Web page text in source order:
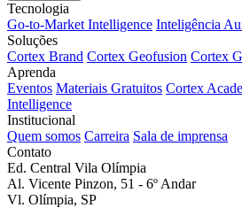
Tecnologia
Go-to-Market Intelligence Inteligência
Soluções
Cortex Brand Cortex Geofusion Cortex
Aprenda
Eventos Materiais Gratuitos Cortex
Intelligence
Institucional
Quem somos Carreira Sala de imprensa
Contato
Ed. Central Vila Olímpia
Al. Vicente Pinzon, 51 - 6º Andar
Vl. Olímpia, SP